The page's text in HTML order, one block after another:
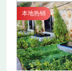
本地热销